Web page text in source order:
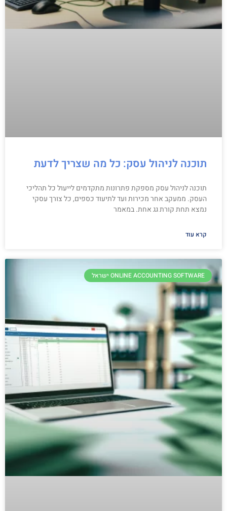
תוכנה לניהול עסק: כל מה שצריך לדעת
תוכנה לניהול עסק מספקת פתרונות מתקדמים לייעול כל תהליכי
העסק. ממעקב אחר מכירות ועד לתיעוד כספים, כל צורך עסקי
נמצא תחת קורת גג אחת. במאמר
קרא עוד
ONLINE ACCOUNTING SOFTWARE ישראל